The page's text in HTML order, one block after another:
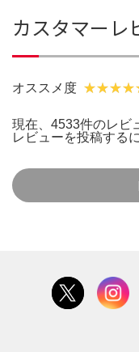
カスタマーレ
オススメ度
現在、4533件のレビ
レビューを投稿する